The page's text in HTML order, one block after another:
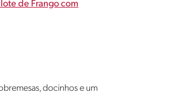
de Frango com
docinhos e um